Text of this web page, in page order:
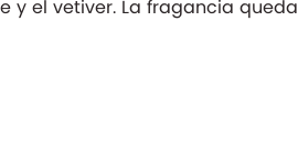
y el vetiver. La fragancia queda